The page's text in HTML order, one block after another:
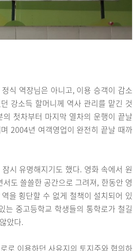
식 역장님은 아니고, 이용 승객이 감소
강소득 할머니께 역사 관리를 맡긴 것
첫차부터 마지막 열차의 운행이 끝날
2004년 여객영업이 완전히 끝날 때까
시 유명해지기도 했다. 영화 속에서 원
도 쓸쓸한 공간으로 그려져, 한동안 영
을 횡단할 수 없게 철책이 설치되어 있
중고등학교 학생들의 통학로가 철길
았다.
로 이용하던 사유지의 토지주와 협의하